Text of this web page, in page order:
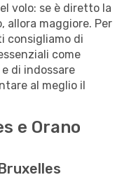
volo: se è diretto la
allora maggiore. Per
consigliamo di
come
di indossare
al meglio il
e Orano